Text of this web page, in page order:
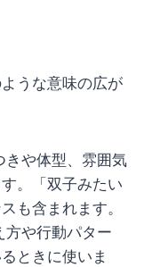
うな意味の広が
や体型、雰囲気
。「双子みたい
も含まれます。
や行動パター
ときに使いま